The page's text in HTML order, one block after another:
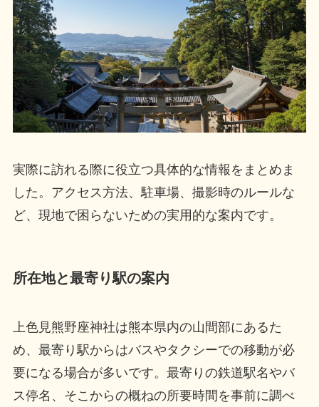
実際に訪れる際に役立つ具体的な情報をまとめま
した。アクセス方法、駐車場、撮影時のルールな
ど、現地で困らないための実用的な案内です。
所在地と最寄り駅の案内
上色見熊野座神社は熊本県内の山間部にあるた
め、最寄り駅からはバスやタクシーでの移動が必
要になる場合が多いです。最寄りの鉄道駅名やバ
ス停名、そこからの概ねの所要時間を事前に調べ